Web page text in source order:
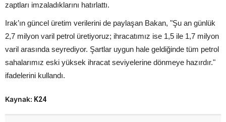
zaptları imzaladıklarını hatırlattı.
Irak’ın güncel üretim verilerini de paylaşan Bakan, "Şu an günlük
2,7 milyon varil petrol üretiyoruz; ihracatımız ise 1,5 ile 1,7 milyon
varil arasında seyrediyor. Şartlar uygun hale geldiğinde tüm petrol
sahalarımız eski yüksek ihracat seviyelerine dönmeye hazırdır."
ifadelerini kullandı.
Kaynak: K24